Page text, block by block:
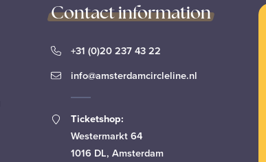
Contact information
+31 (0)20 237 43 22
info@amsterdamcircleline.nl
Ticketshop:
Westermarkt 64
1016 DL, Amsterdam